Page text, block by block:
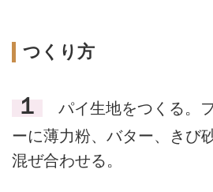
つくり方
１
パイ生地をつくる。
ーに薄力粉、バター、きび
混ぜ合わせる。